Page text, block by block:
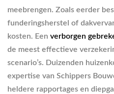
meebrengen. Zoals eerder
funderingsherstel of
kosten. Een verborgen
de meest effectieve
scenario’s. Duizenden
expertise van Schippers
heldere rapportages en